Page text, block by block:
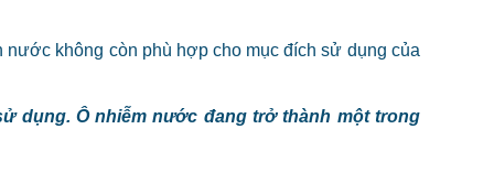
không còn phù hợp cho mục đích sử dụng của
dụng. Ô nhiễm nước đang trở thành một trong